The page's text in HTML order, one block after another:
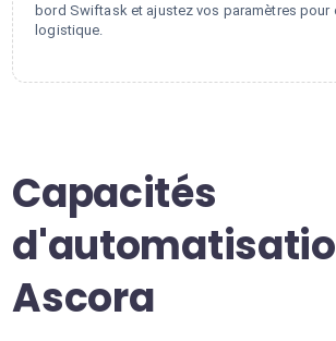
bord Swiftask et ajustez vos paramètres pour
logistique.
Capacités
Ascora